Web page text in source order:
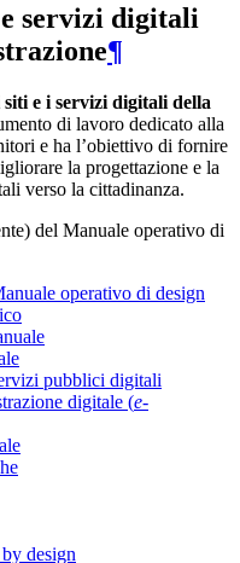
servizi digitali
¶
e i servizi digitali della
di lavoro dedicato alla
e ha l’obiettivo di fornire
la progettazione e la
verso la cittadinanza.
del Manuale operativo di
operativo di design
pubblici digitali
digitale (e-
design